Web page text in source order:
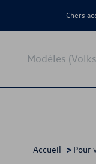
Chers
Modèles
Accueil > Pour